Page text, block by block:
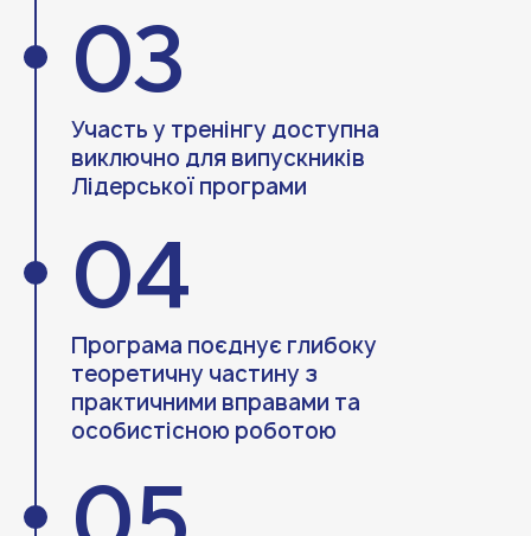
03
Участь у тренінгу доступна
виключно для випускників
Лідерської програми
04
Програма поєднує глибоку
теоретичну частину з
практичними вправами та
особистісною роботою